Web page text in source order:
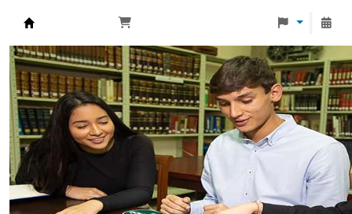
Biblioteca Universidad Monteávila